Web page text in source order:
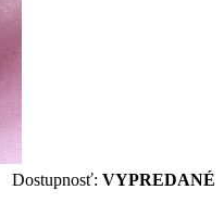
Dostupnosť: VYPREDANÉ